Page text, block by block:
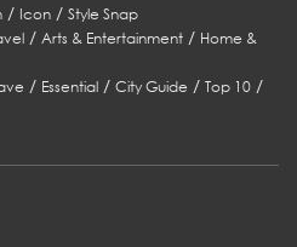
/ Icon/ Style Snap
/ Arts & Entertainment/ Home &
/ Essential /City Guide /Top 10 /